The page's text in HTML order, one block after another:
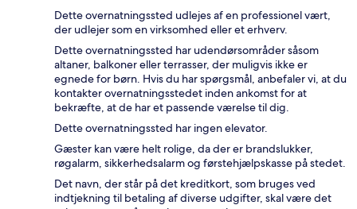
Dette overnatningssted udlejes af en professionel vært,
der udlejer som en virksomhed eller et erhverv.
Dette overnatningssted har udendørsområder såsom
altaner, balkoner eller terrasser, der muligvis ikke er
egnede for børn. Hvis du har spørgsmål, anbefaler vi, at du
kontakter overnatningsstedet inden ankomst for at
bekræfte, at de har et passende værelse til dig.
Dette overnatningssted har ingen elevator.
Gæster kan være helt rolige, da der er brandslukker,
røgalarm, sikkerhedsalarm og førstehjælpskasse på stedet.
Det navn, der står på det kreditkort, som bruges ved
indtjekning til betaling af diverse udgifter, skal være det